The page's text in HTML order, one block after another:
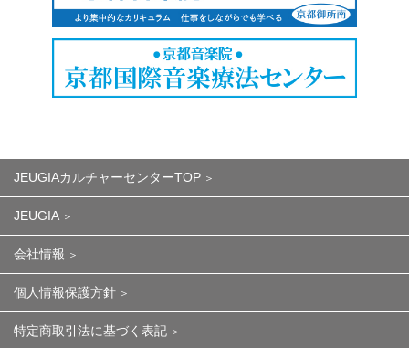
JEUGIAカルチャーセンターTOP
JEUGIA
会社情報
個人情報保護方針
特定商取引法に基づく表記